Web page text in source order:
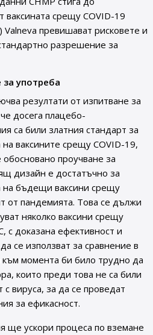
ваксината срещу COVID-19
превишават рисковете и
разрешение за
употреба
резултати от изпитване за
досега плацебо-
са били златния стандарт за
ваксините срещу COVID-19,
проучване за
дизайн е достатъчно за
на бъдещи ваксини срещу
от пандемията. Това се дължи
няколко ваксини срещу
с доказана ефективност и
се използват за сравнение в
към момента би било трудно да
които преди това не са били
с вируса, за да се проведат
за ефикасност.
ще ускори процеса по вземане